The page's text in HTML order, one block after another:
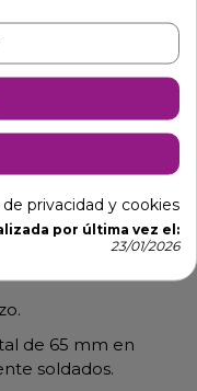
de 65 mm en
soldados.
privacidad y cookies
por última vez el:
23/01/2026